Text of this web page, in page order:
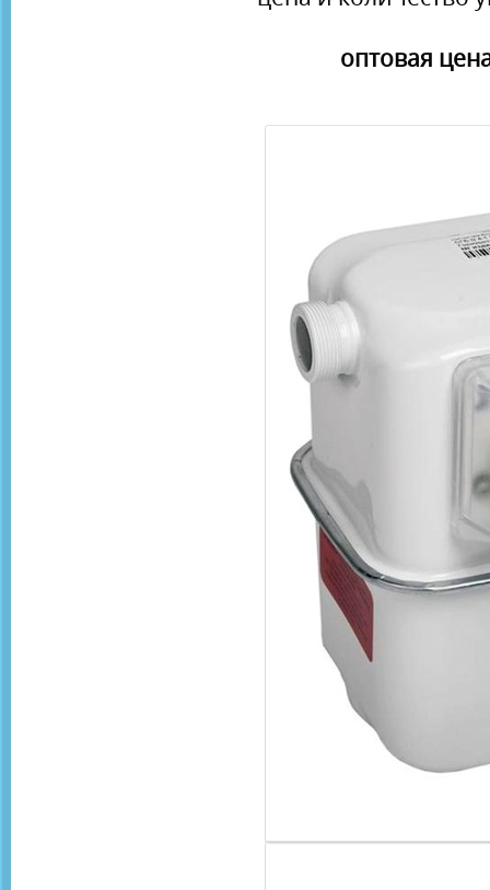
оптовая